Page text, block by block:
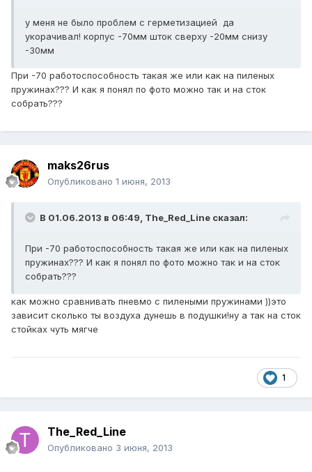
у меня не было проблем с герметизацией да
укорачивал! корпус -70мм шток сверху -20мм снизу
-30мм
При -70 работоспособность такая же или как на пиленых
пружинах??? И как я понял по фото можно так и на сток
собрать???
maks26rus
Опубликовано 1 июня, 2013
В 01.06.2013 в 06:49, The_Red_Line сказал:
При -70 работоспособность такая же или как на пиленых
пружинах??? И как я понял по фото можно так и на сток
собрать???
как можно сравнивать пневмо с пилеными пружинами ))это
зависит сколько ты воздуха дунешь в подушки!ну а так на сток
стойках чуть мягче
1
The_Red_Line
Опубликовано 3 июня, 2013